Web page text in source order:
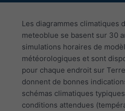
Les diagrammes climatiques
meteoblue se basent sur 30
simulations horaires de
météorologiques et sont
pour chaque endroit sur
donnent de bonnes
schémas climatiques
conditions attendues